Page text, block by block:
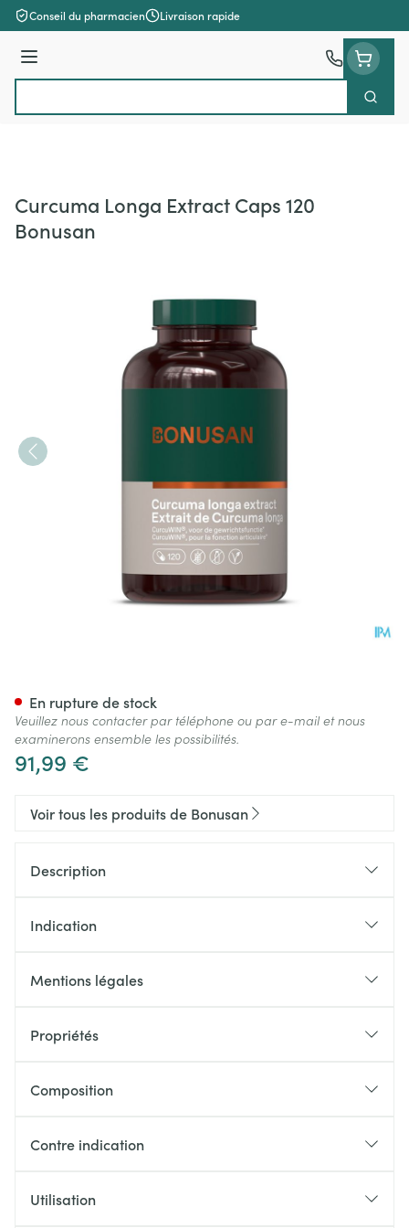
Aller au contenu
Conseil du pharmacien Livraison rapide
Menu
Curcuma Longa Extract Caps 120
Bonusan
91,99 €
En rupture de stock
Veuillez nous contacter par téléphone ou par e-mail et nous
examinerons ensemble les possibilités.
Voir tous les produits de Bonusan
Description
Indication
Mentions légales
Propriétés
Composition
Contre indication
Utilisation